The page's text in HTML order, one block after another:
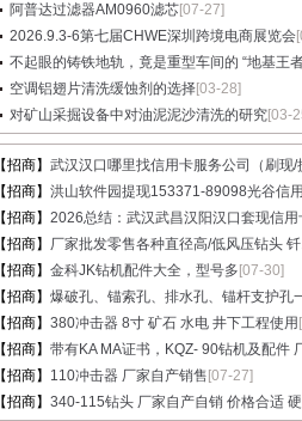
阿普达过滤器AM0960滤芯[07-27]
2026.9.3-6第七届CHWE深圳跨境电商展览会
不起眼的铸铁地轨，竟是重型车间的 “地基王
空调铝翅片清洗缓蚀剂的选择[03-28]
对矿山采掘设备中对油泥泥沙清洗的研究[03-
【招商】 武汉汉口哪里找信用卡服务公司（刷现/
【招商】 洪山软件园提现153371-89098光谷信
【招商】 2026总结：武汉武昌汉阳汉口套现信用
【招商】 厂家批发零售各种直径高/低风压钻头
【招商】 金科JK钻机配件大全，型号多 [07-30]
【招商】 爆破孔、锚索孔、排水孔、锚杆支护孔
【招商】 380冲击器 8寸 矿石 水电 井下工程使用
【招商】 带有KA MA证书，KQZ- 90钻机及配件
【招商】 110冲击器 厂家自产销售 [07-27]
【招商】 340-115钻头 厂家自产自销 价格合适